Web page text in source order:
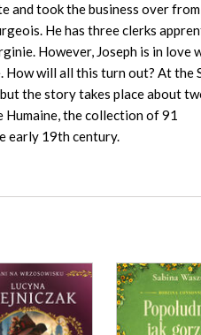
and took the business over
He has three clerks
However, Joseph is in love
will all this turn out? At the
the story takes place about
Humaine, the collection of 91
early 19th century.